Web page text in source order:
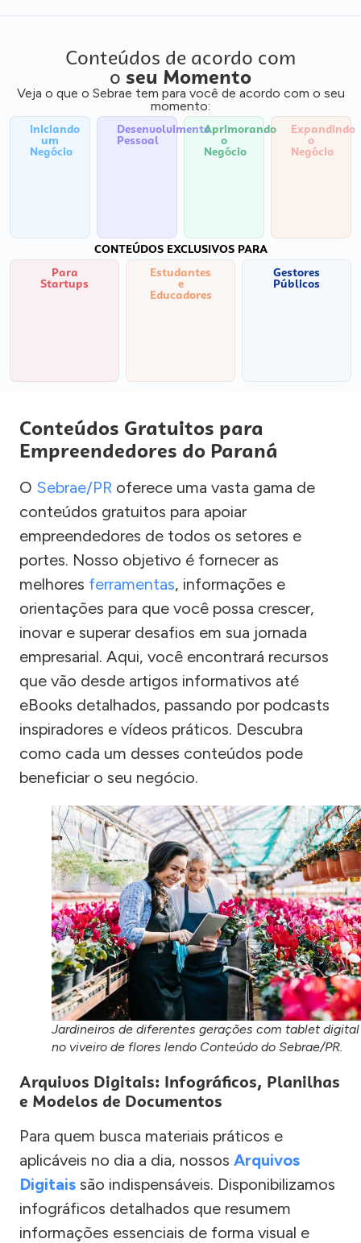
Conteúdos de acordo com
o seu Momento
Veja o que o Sebrae tem para você de acordo com o seu
momento:
Iniciando
um
Negócio
Desenvolvimento
Pessoal
Aprimorando
o
Negócio
Expandindo
o
Negócio
CONTEÚDOS EXCLUSIVOS PARA
Para
Startups
Estudantes
e
Educadores
Gestores
Públicos
Conteúdos Gratuitos para
Empreendedores do Paraná
O Sebrae/PR oferece uma vasta gama de
conteúdos gratuitos para apoiar
empreendedores de todos os setores e
portes. Nosso objetivo é fornecer as
melhores ferramentas, informações e
orientações para que você possa crescer,
inovar e superar desafios em sua jornada
empresarial. Aqui, você encontrará recursos
que vão desde artigos informativos até
eBooks detalhados, passando por podcasts
inspiradores e vídeos práticos. Descubra
como cada um desses conteúdos pode
beneficiar o seu negócio.
Jardineiros de diferentes gerações com tablet digital
no viveiro de flores lendo Conteúdo do Sebrae/PR.
Arquivos Digitais: Infográficos, Planilhas
e Modelos de Documentos
Para quem busca materiais práticos e
aplicáveis no dia a dia, nossos Arquivos
Digitais são indispensáveis. Disponibilizamos
infográficos detalhados que resumem
informações essenciais de forma visual e